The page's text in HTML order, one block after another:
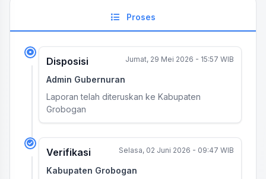
Proses
Disposisi Jumat, 29 Mei 2026 - 15:57 WIB
Admin Gubernuran
Laporan telah diteruskan ke Kabupaten
Grobogan
Verifikasi Selasa, 02 Juni 2026 - 09:47 WIB
Kabupaten Grobogan